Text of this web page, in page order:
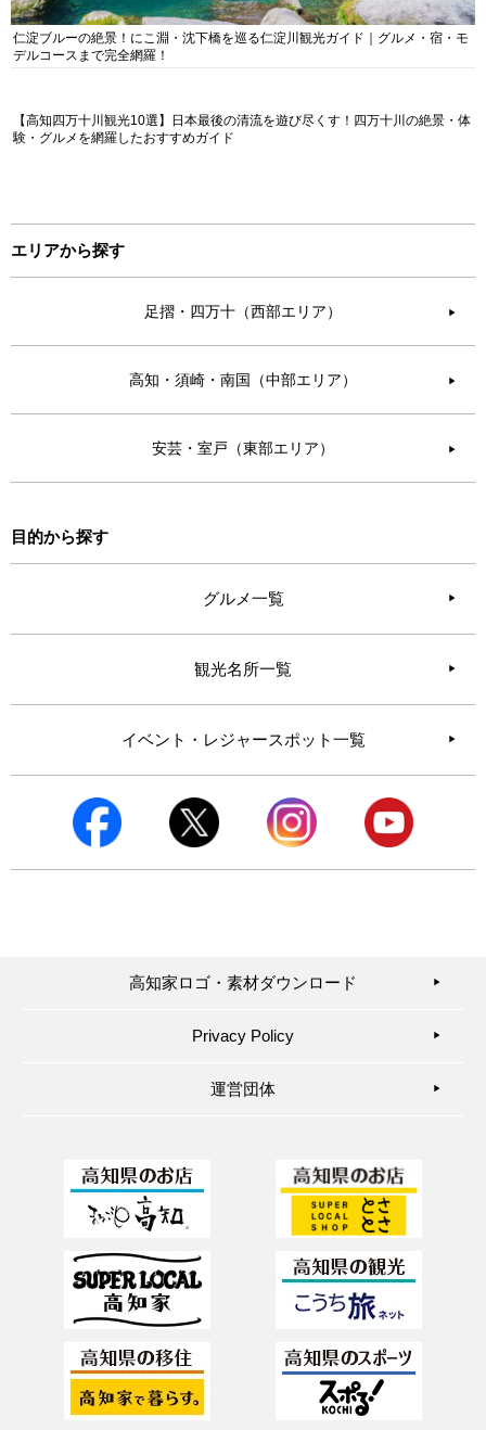
仁淀ブルーの絶景！にこ淵・沈下橋を巡る仁淀川観光ガイド｜グルメ・宿・モ
デルコースまで完全網羅！
【高知四万十川観光10選】日本最後の清流を遊び尽くす！四万十川の絶景・体
験・グルメを網羅したおすすめガイド
エリアから探す
足摺・四万十（西部エリア） ▶︎
高知・須崎・南国（中部エリア） ▶︎
安芸・室戸（東部エリア） ▶︎
目的から探す
グルメ一覧
観光名所一覧
イベント・レジャースポット一覧
高知家ロゴ・素材ダウンロード ▶︎
Privacy Policy ▶︎
運営団体 ▶︎